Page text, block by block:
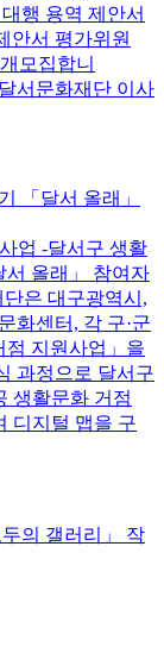
행 용역 제안서
안서 평가위원
모집합니
서문화재단 이사
「달서 올래」
업 -달서구 생활
서 올래」 참여자
은 대구광역시,
화센터, 각 구·군
점 지원사업」을
과정으로 달서구
생활문화 거점
디지털 맵을 구
의 갤러리」 작